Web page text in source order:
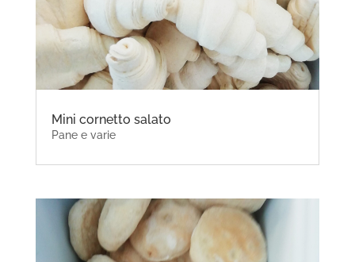
Mini cornetto salato
Pane e varie